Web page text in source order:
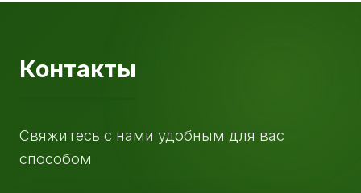
Контакты
Свяжитесь с нами удобным для вас
способом